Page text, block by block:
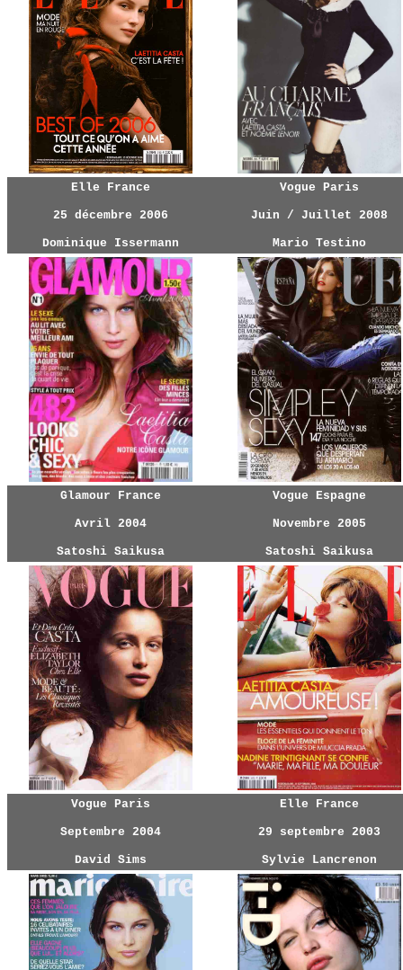
Elle France
25 décembre 2006
Dominique Issermann
Vogue Paris
Juin / Juillet 2008
Mario Testino
Glamour France
Avril 2004
Satoshi Saikusa
Vogue Espagne
Novembre 2005
Satoshi Saikusa
Vogue Paris
Septembre 2004
David Sims
Elle France
29 septembre 2003
Sylvie Lancrenon